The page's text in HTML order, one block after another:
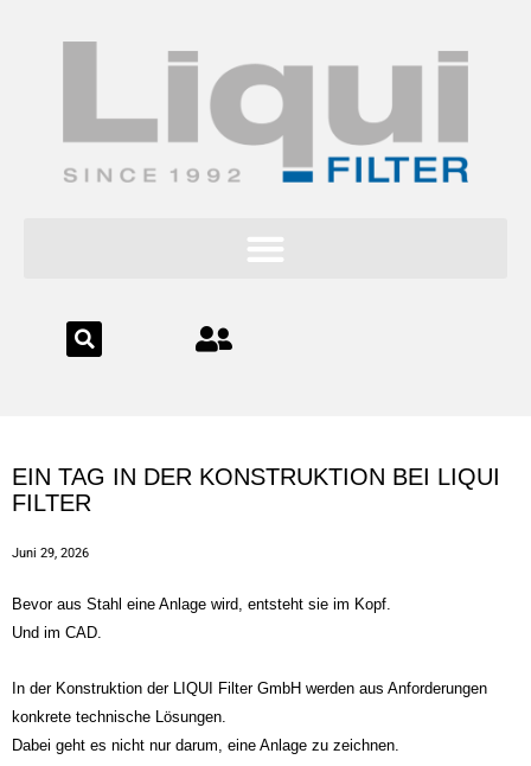
EIN TAG IN DER KONSTRUKTION BEI LIQUI
FILTER
Juni 29, 2026
Bevor aus Stahl eine Anlage wird, entsteht sie im Kopf.
Und im CAD.
In der Konstruktion der LIQUI Filter GmbH werden aus Anforderungen
konkrete technische Lösungen.
Dabei geht es nicht nur darum, eine Anlage zu zeichnen.